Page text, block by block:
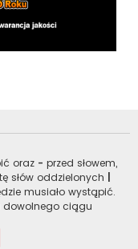
oraz - przed słowem,
słów oddzielonych
musiało wystąpić.
dowolnego ciągu